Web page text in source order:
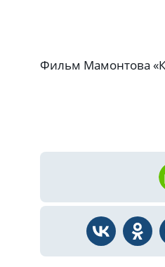
Фильм Мамонтова